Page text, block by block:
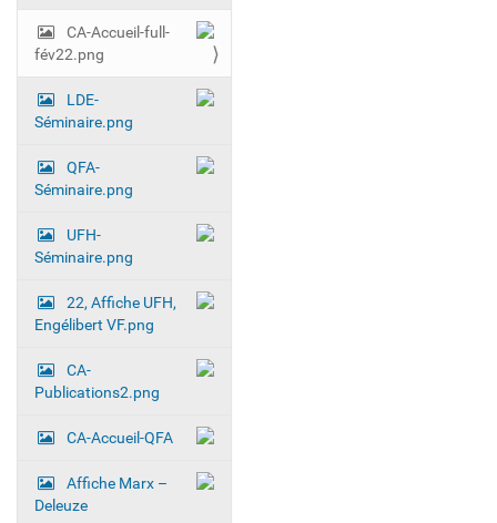
CA-Accueil-full-
fév22.png
LDE-
Séminaire.png
QFA-
Séminaire.png
UFH-
Séminaire.png
22, Affiche UFH,
Engélibert VF.png
CA-
Publications2.png
CA-Accueil-QFA
Affiche Marx –
Deleuze